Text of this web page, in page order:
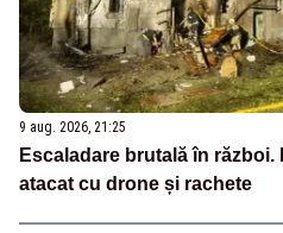
9 aug. 2026, 21:25
Escaladare brutală în război.
atacat cu drone și rachete